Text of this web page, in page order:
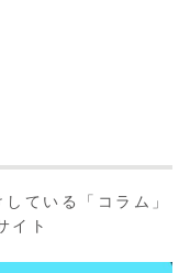
ている「コラム」
イト